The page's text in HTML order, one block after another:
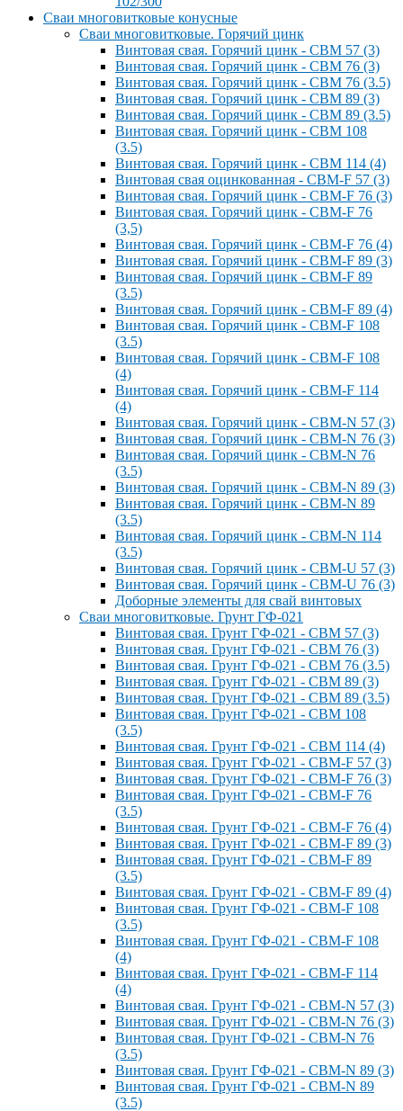
Сваи многовитковые конусные
Сваи многовитковые. Горячий цинк
Винтовая свая. Горячий цинк - СВМ 57 (3)
Винтовая свая. Горячий цинк - СВМ 76 (3)
Винтовая свая. Горячий цинк - СВМ 76 (3.5)
Винтовая свая. Горячий цинк - СВМ 89 (3)
Винтовая свая. Горячий цинк - СВМ 89 (3.5)
Винтовая свая. Горячий цинк - СВМ 108
(3.5)
Винтовая свая. Горячий цинк - СВМ 114 (4)
Винтовая свая оцинкованная - СВМ-F 57 (3)
Винтовая свая. Горячий цинк - СВМ-F 76 (3)
Винтовая свая. Горячий цинк - СВМ-F 76
(3,5)
Винтовая свая. Горячий цинк - СВМ-F 76 (4)
Винтовая свая. Горячий цинк - СВМ-F 89 (3)
Винтовая свая. Горячий цинк - СВМ-F 89
(3.5)
Винтовая свая. Горячий цинк - СВМ-F 89 (4)
Винтовая свая. Горячий цинк - СВМ-F 108
(3.5)
Винтовая свая. Горячий цинк - СВМ-F 108
(4)
Винтовая свая. Горячий цинк - СВМ-F 114
(4)
Винтовая свая. Горячий цинк - СВМ-N 57 (3)
Винтовая свая. Горячий цинк - СВМ-N 76 (3)
Винтовая свая. Горячий цинк - СВМ-N 76
(3.5)
Винтовая свая. Горячий цинк - СВМ-N 89 (3)
Винтовая свая. Горячий цинк - СВМ-N 89
(3.5)
Винтовая свая. Горячий цинк - СВМ-N 114
(3.5)
Винтовая свая. Горячий цинк - СВМ-U 57 (3)
Винтовая свая. Горячий цинк - СВМ-U 76 (3)
Доборные элементы для свай винтовых
Сваи многовитковые. Грунт ГФ-021
Винтовая свая. Грунт ГФ-021 - СВМ 57 (3)
Винтовая свая. Грунт ГФ-021 - СВМ 76 (3)
Винтовая свая. Грунт ГФ-021 - СВМ 76 (3.5)
Винтовая свая. Грунт ГФ-021 - СВМ 89 (3)
Винтовая свая. Грунт ГФ-021 - СВМ 89 (3.5)
Винтовая свая. Грунт ГФ-021 - СВМ 108
(3.5)
Винтовая свая. Грунт ГФ-021 - СВМ 114 (4)
Винтовая свая. Грунт ГФ-021 - СВМ-F 57 (3)
Винтовая свая. Грунт ГФ-021 - СВМ-F 76 (3)
Винтовая свая. Грунт ГФ-021 - СВМ-F 76
(3.5)
Винтовая свая. Грунт ГФ-021 - СВМ-F 76 (4)
Винтовая свая. Грунт ГФ-021 - СВМ-F 89 (3)
Винтовая свая. Грунт ГФ-021 - СВМ-F 89
(3.5)
Винтовая свая. Грунт ГФ-021 - СВМ-F 89 (4)
Винтовая свая. Грунт ГФ-021 - СВМ-F 108
(3.5)
Винтовая свая. Грунт ГФ-021 - СВМ-F 108
(4)
Винтовая свая. Грунт ГФ-021 - СВМ-F 114
(4)
Винтовая свая. Грунт ГФ-021 - СВМ-N 57 (3)
Винтовая свая. Грунт ГФ-021 - СВМ-N 76 (3)
Винтовая свая. Грунт ГФ-021 - СВМ-N 76
(3.5)
Винтовая свая. Грунт ГФ-021 - СВМ-N 89 (3)
Винтовая свая. Грунт ГФ-021 - СВМ-N 89
(3.5)